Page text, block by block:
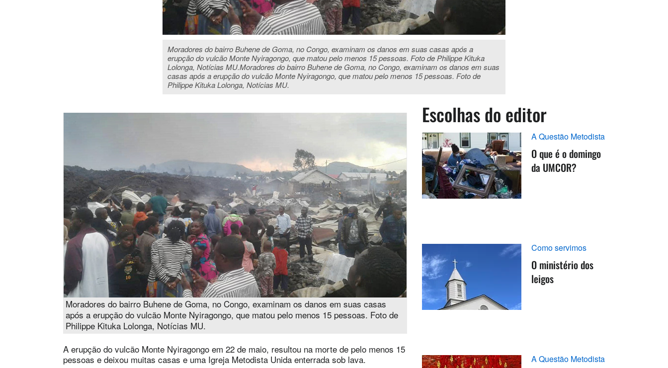
Moradores do bairro Buhene de Goma, no Congo, examinam os danos em suas casas após a
erupção do vulcão Monte Nyiragongo, que matou pelo menos 15 pessoas. Foto de Philippe Kituka
Lolonga, Notícias MU.Moradores do bairro Buhene de Goma, no Congo, examinam os danos em suas
casas após a erupção do vulcão Monte Nyiragongo, que matou pelo menos 15 pessoas. Foto de
Philippe Kituka Lolonga, Notícias MU.
Moradores do bairro Buhene de Goma, no Congo, examinam os danos em suas casas
após a erupção do vulcão Monte Nyiragongo, que matou pelo menos 15 pessoas. Foto de
Philippe Kituka Lolonga, Notícias MU.
A erupção do vulcão Monte Nyiragongo em 22 de maio, resultou na morte de pelo menos 15
pessoas e deixou muitas casas e uma Igreja Metodista Unida enterrada sob lava.
Escolhas do editor
A Questão Metodista
O que é o domingo
da UMCOR?
Como servimos
O ministério dos
leigos
A Questão Metodista